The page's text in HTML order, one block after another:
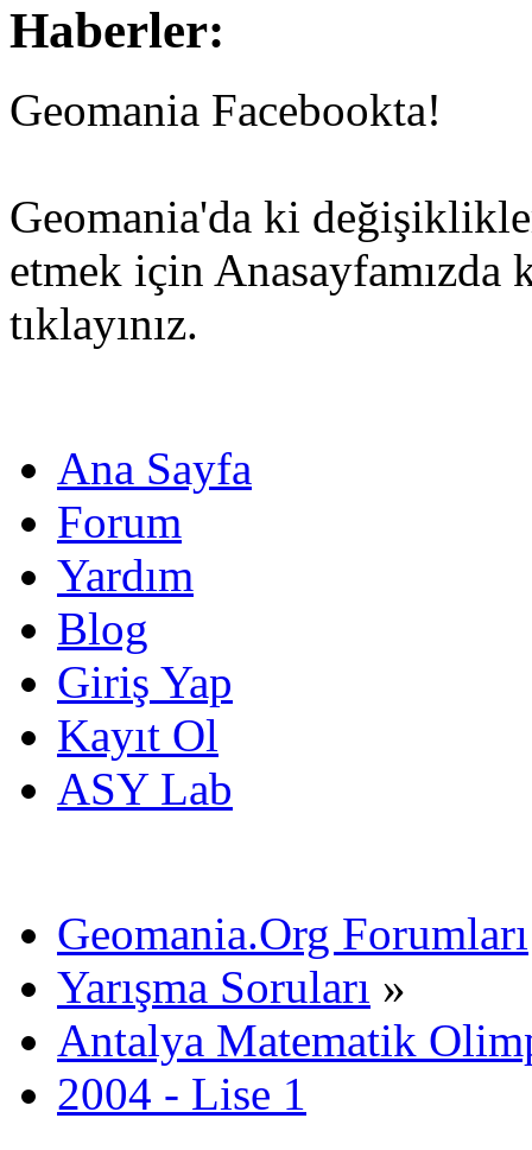
Haberler:
Geomania Facebookta!
Geomania'da ki
etmek için
tıklayınız.
Ana Sayfa
Forum
Yardım
Blog
Giriş Yap
Kayıt Ol
ASY Lab
Geomania.Org Forumları
Yarışma Soruları »
Antalya Matematik
2004 - Lise 1